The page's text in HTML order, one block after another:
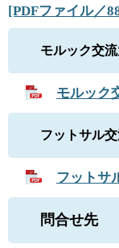
[PDFファイル／
モルック交流
モルック
フットサル
フットサ
問合せ先